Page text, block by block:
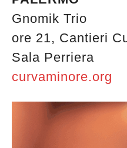
Gnomik Trio
ore 21, Cantieri
Sala Perriera
curvaminore.org